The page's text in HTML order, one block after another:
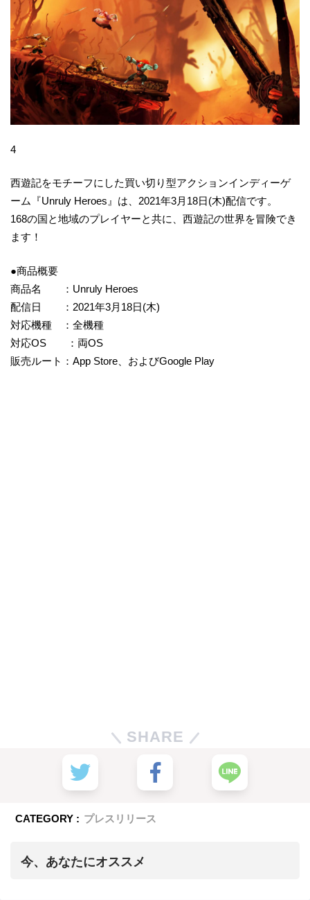
4
西遊記をモチーフにした買い切り型アクションインディーゲ
ーム『Unruly Heroes』は、2021年3月18日(木)配信です。
168の国と地域のプレイヤーと共に、西遊記の世界を冒険でき
ます！
●商品概要
商品名 ：Unruly Heroes
配信日 ：2021年3月18日(木)
対応機種 ：全機種
対応OS ：両OS
販売ルート：App Store、およびGoogle Play
SHARE
CATEGORY : プレスリリース
今、あなたにオススメ